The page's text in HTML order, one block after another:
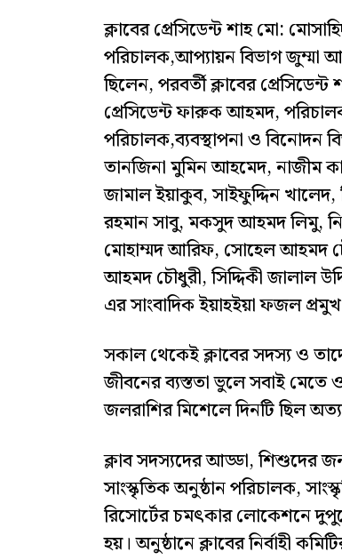
ক্লাবের প্রেসিডেন্ট শাহ মো:
পরিচালক,আপ্যায়ন বিভাগ জুম্মা
ছিলেন, পরবর্তী ক্লাবের
প্রেসিডেন্ট ফারুক আহমদ,
পরিচালক,ব্যবস্থাপনা ও বিনোদন
তানজিনা মুমিন আহমেদ, নাজীম
জামাল ইয়াকুব, সাইফুদ্দিন
রহমান সাবু, মকসুদ আহমদ লিমু,
মোহাম্মদ আরিফ, সোহেল আহমদ
আহমদ চৌধুরী, সিদ্দিকী জালাল
এর সাংবাদিক ইয়াহইয়া ফজল
সকাল থেকেই ক্লাবের সদস্য ও
জীবনের ব্যস্ততা ভুলে সবাই
জলরাশির মিশেলে দিনটি ছিল
ক্লাব সদস্যদের আড্ডা, শিশুদের
সাংস্কৃতিক অনুষ্ঠান পরিচালক,
রিসোর্টের চমৎকার লোকেশনে
হয়। অনুষ্ঠানে ক্লাবের নির্বাহী